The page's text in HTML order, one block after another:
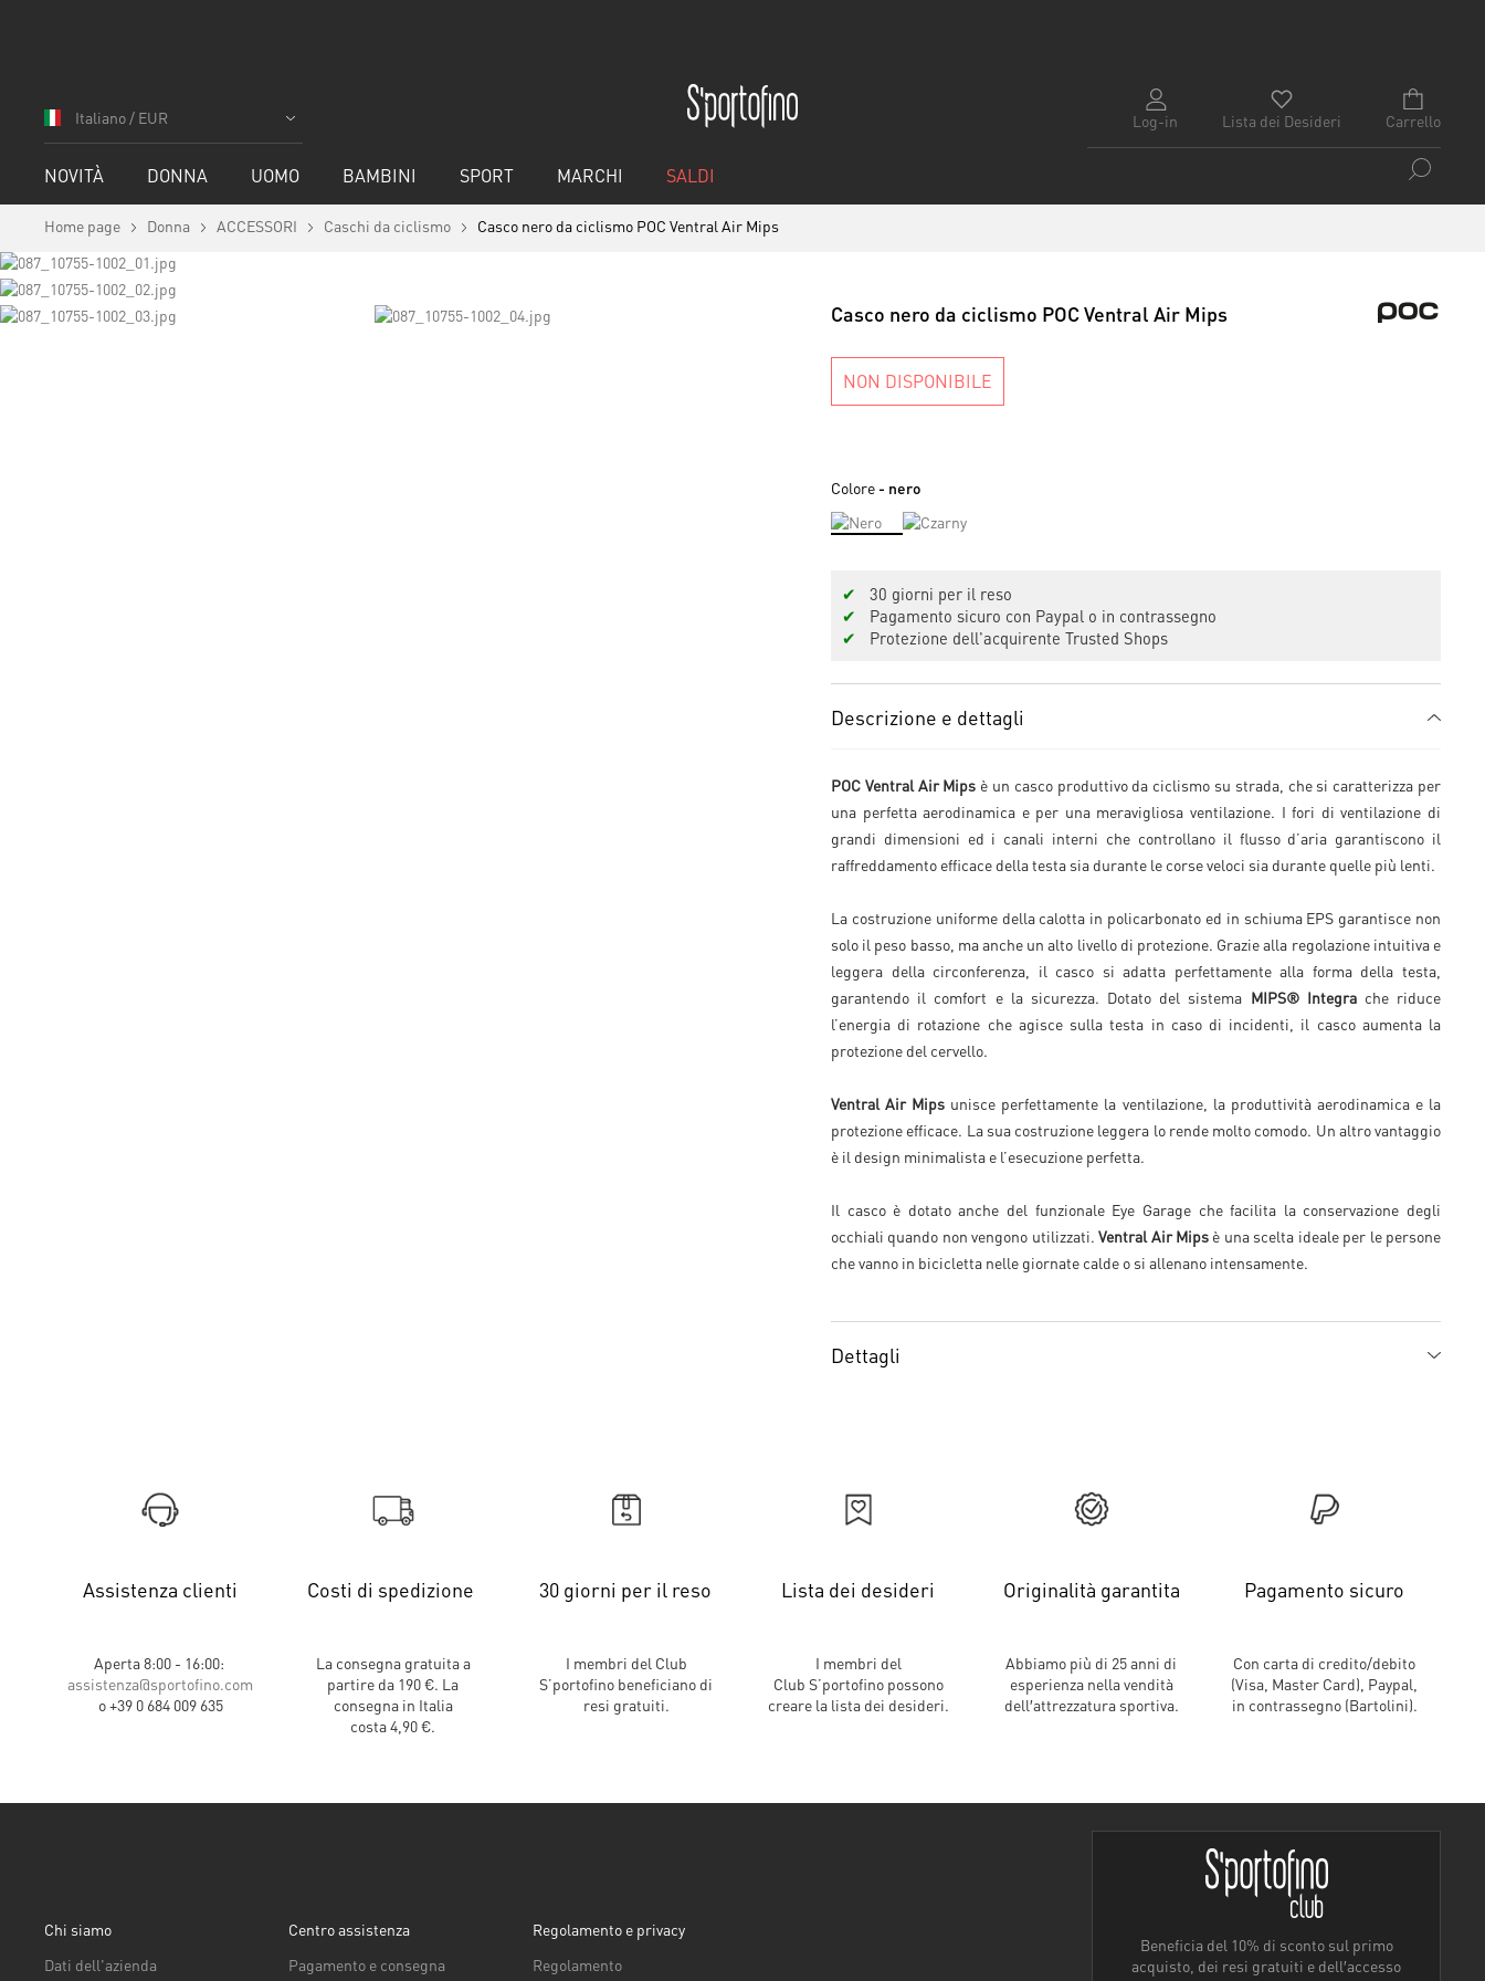
Log-in Carrello
Lista dei Desideri
Italiano / EUR
NOVITÀ DONNA UOMO BAMBINI SPORT MARCHI SALDI
Home page Donna ACCESSORI Caschi da ciclismo
Casco nero da ciclismo POC Ventral Air Mips
Vai
alla
fine
della
Casco nero da ciclismo POC Ventral Air Mips
NON DISPONIBILE
Colore - nero
✔
30 giorni per il reso
✔
Pagamento sicuro con Paypal o in contrassegno
✔
Protezione dell'acquirente Trusted Shops
Descrizione e dettagli
POC Ventral Air Mips è un casco produttivo da ciclismo su strada, che si caratterizza per
una perfetta aerodinamica e per una meravigliosa ventilazione. I fori di ventilazione di
grandi dimensioni ed i canali interni che controllano il flusso d’aria garantiscono il
raffreddamento efficace della testa sia durante le corse veloci sia durante quelle più lenti.
La costruzione uniforme della calotta in policarbonato ed in schiuma EPS garantisce non
solo il peso basso, ma anche un alto livello di protezione. Grazie alla regolazione intuitiva e
leggera della circonferenza, il casco si adatta perfettamente alla forma della testa,
garantendo il comfort e la sicurezza. Dotato del sistema MIPS® Integrache riduce
l’energia di rotazione che agisce sulla testa in caso di incidenti, il casco aumenta la
protezione del cervello.
Ventral Air Mips unisce perfettamente la ventilazione, la produttività aerodinamica e la
protezione efficace. La sua costruzione leggera lo rende molto comodo. Un altro vantaggio
è il design minimalista e l’esecuzione perfetta.
Il casco è dotato anche del funzionale Eye Garage che facilita la conservazione degli
occhiali quando non vengono utilizzati.Ventral Air Mips è una scelta ideale per le persone
che vanno in bicicletta nelle giornate calde o si allenano intensamente.
Dettagli
Assistenza clienti
Aperta 8:00 - 16:00:
assistenza@sportofino.com
o +39 0 684 009 635
Costi di spedizione
La consegna gratuita a
partire da 190 €. La
consegna in Italia
costa 4,90 €.
30 giorni per il reso
I membri del Club
S’portofino beneficiano di
resi gratuiti.
Lista dei desideri
I membri del
Club S’portofino possono
creare la lista dei desideri.
Originalità garantita
Abbiamo più di 25 anni di
esperienza nella vendità
dell′attrezzatura sportiva.
Pagamento sicuro
Con carta di credito/debito
(Visa, Master Card), Paypal,
in contrassegno (Bartolini).
Beneficia del 10% di sconto sul primo
acquisto, dei resi gratuiti e dell′accesso
Chi siamo
Dati dell'azienda
Centro assistenza
Pagamento e consegna
Regolamento e privacy
Regolamento